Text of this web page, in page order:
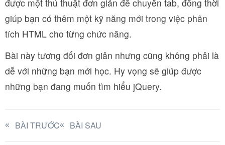
được một thủ thuật đơn giản để chuyển tab, đồng thời
giúp bạn có thêm một kỹ năng mới trong việc phân
tích HTML cho từng chức năng.
Bài này tương đối đơn giản nhưng cũng không phải là
dễ với những bạn mới học. Hy vọng sẽ giúp được
những bạn đang muốn tìm hiểu jQuery.
BÀI TRƯỚC BÀI SAU